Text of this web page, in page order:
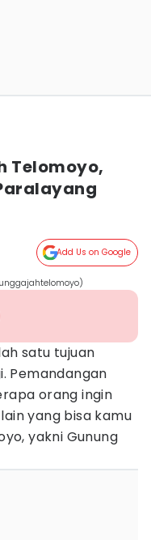
Telomoyo,
Add Us on Google
satu tujuan
Pemandangan
orang ingin
yang bisa kamu
yakni Gunung